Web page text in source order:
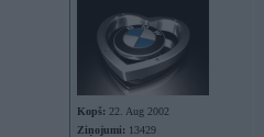
Kopš: 22. Aug 2002
Ziņojumi: 13429